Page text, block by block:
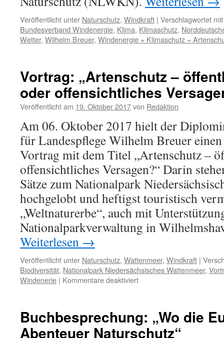
Veröffentlicht unter Naturschutz, Windkraft | Verschlagwortet mit
Bundesverband Windenergie, Klima, Klimaschutz,
Wetter, Wilhelm Breuer, Windenergie = Klimaschutz =
Vortrag: „Artenschutz –
oder offensichtliches
Veröffentlicht am 19. Oktober 2017von Redaktion
Am 06. Oktober 2017 hielt der
für Landespflege Wilhelm Breuer
Vortrag mit dem Titel „Artenschutz –
offensichtliches Versagen?“ Darin
Sätze zum Nationalpark
hochgelobt und heftigst touristisch
„Weltnaturerbe“, auch mit
Nationalparkverwaltung in
Weiterlesen →
Veröffentlicht unter Naturschutz, Wattenmeer, Windkraft |
Biodiversität, Nationalpark Niedersächsisches Wattenmeer,
Windenerie | Kommentare deaktiviertfür
öffentliche
Aufgabe
Buchbesprechung: „Wo die
Abenteuer Naturschutz“